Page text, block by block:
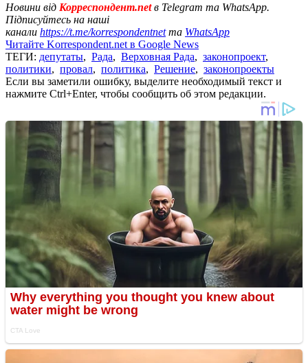
Новини від Корреспондент.netв Telegram та WhatsApp.
Підписуйтесь на наші
канали https://t.me/korrespondentnetта WhatsApp
Читайте Korrespondent.net в Google News
ТЕГИ: депутаты, Рада, Верховная Рада, законопроект,
политики, провал, политика, Решение, законопроекты
Если вы заметили ошибку, выделите необходимый текст и
нажмите Ctrl+Enter, чтобы сообщить об этом редакции.